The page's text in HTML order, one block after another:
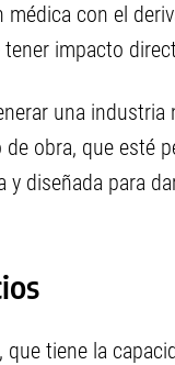
con el
impacto
una
obra, que esté
diseñada para
tiene la